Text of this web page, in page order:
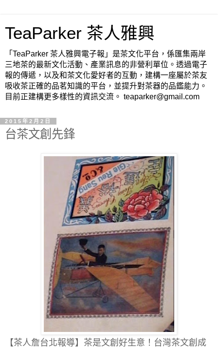
TeaParker 茶人雅興
「TeaParker 茶人雅興電子報」是茶文化平台，係匯集兩岸
三地茶的最新文化活動、產業訊息的非營利單位。透過電子
報的傳遞，以及和茶文化愛好者的互動，建構一座屬於茶友
吸收茶正確的品茗知識的平台，並提升對茶器的品鑑能力。
目前正建構更多樣性的資訊交流。 teaparker@gmail.com
2015年2月2日
台茶文創先鋒
【茶人詹台北報導】 茶是文創好生意！台灣茶文創成